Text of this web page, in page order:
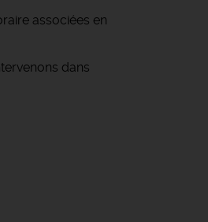
associées en
dans